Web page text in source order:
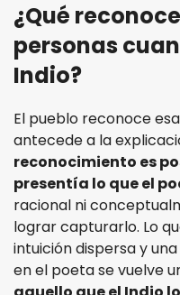
¿Qué
personas
Indio?
El pueblo reconoce
antecede a la
reconocimiento es
presentía lo que el
racional ni
lograr capturarlo. Lo
intuición dispersa y
en el poeta se vuelve